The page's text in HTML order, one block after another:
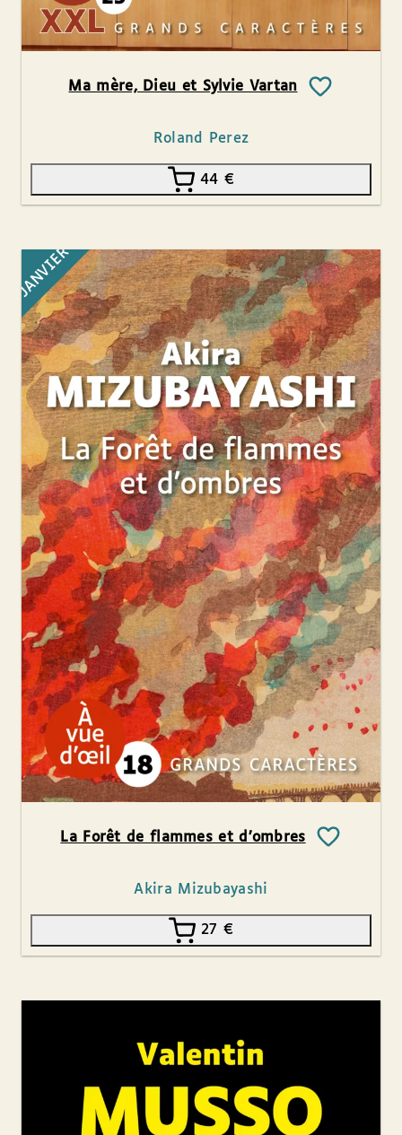
Ma mère, Dieu et Sylvie Vartan
Roland Perez
44 €
JANVIER
La Forêt de flammes et d’ombres
Akira Mizubayashi
27 €